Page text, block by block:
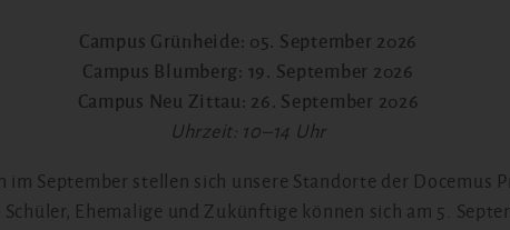
Campus Grünheide: 05. September 2026
Campus Blumberg: 19. September 2026
Campus Neu Zittau: 26. September 2026
Uhrzeit: 10–14 Uhr
im September stellen sich unsere Standorte der Docemus
Ehemalige und Zukünftige können sich am 5.